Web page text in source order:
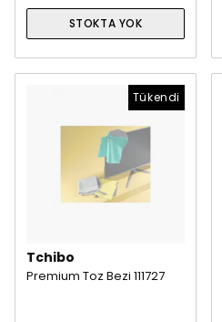
STOKTA YOK
Tükendi
Tchibo
Premium Toz Bezi 111727